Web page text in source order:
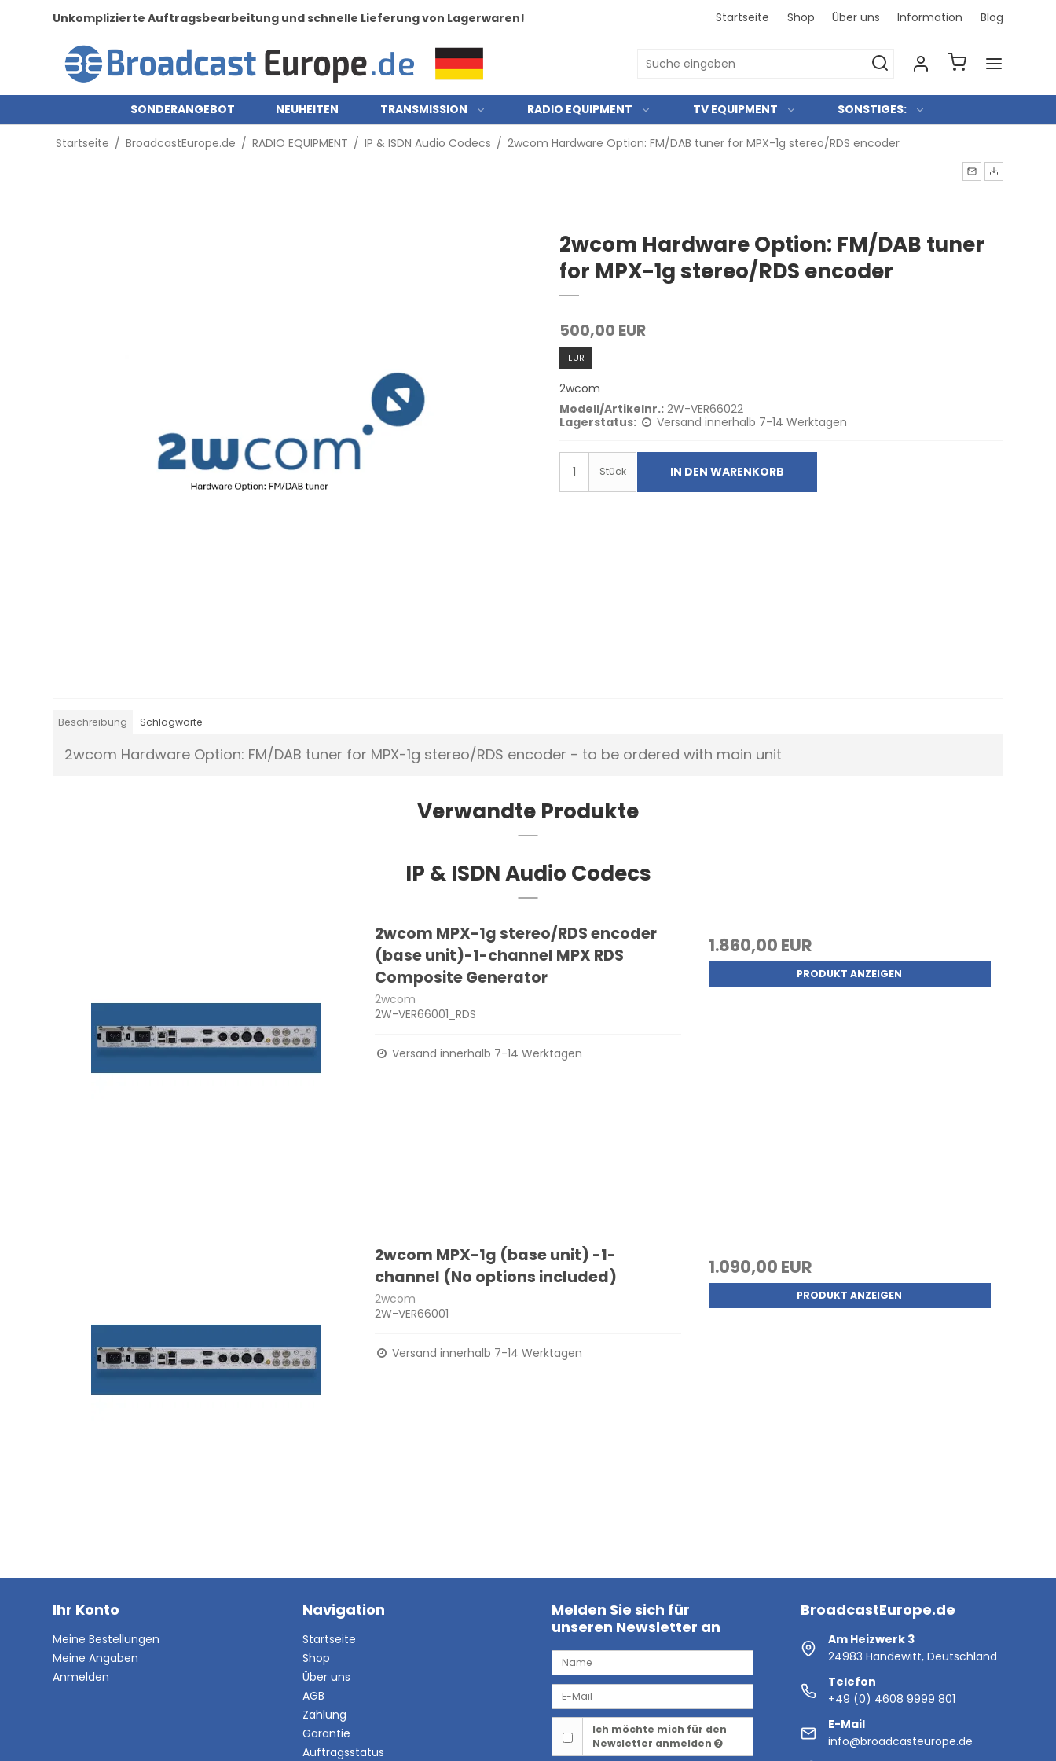
Unkomplizierte Auftragsbearbeitung und schnelle Lieferung von Lagerwaren! Startseite Shop Über uns Information Blog
SONDERANGEBOT NEUHEITEN TRANSMISSION RADIO EQUIPMENT TV EQUIPMENT SONSTIGES:
Startseite / BroadcastEurope.de / RADIO EQUIPMENT / IP & ISDN Audio Codecs / 2wcom Hardware Option: FM/DAB tuner for MPX-1g stereo/RDS encoder
2wcom Hardware Option: FM/DAB tuner
for MPX-1g stereo/RDS encoder
500,00 EUR
EUR
2wcom
Modell/Artikelnr.: 2W-VER66022
Lagerstatus:
Versand innerhalb 7-14 Werktagen
Stück IN DEN WARENKORB
Beschreibung Schlagworte
2wcom Hardware Option: FM/DAB tuner for MPX-1g stereo/RDS encoder - to be ordered with main unit
Verwandte Produkte
IP & ISDN Audio Codecs
2wcom MPX-1g stereo/RDS encoder
(base unit)-1-channel MPX RDS
Composite Generator
2wcom
2W-VER66001_RDS
Versand innerhalb 7-14 Werktagen
1.860,00 EUR
PRODUKT ANZEIGEN
2wcom MPX-1g (base unit) -1-
channel (No options included)
2wcom
2W-VER66001
Versand innerhalb 7-14 Werktagen
1.090,00 EUR
PRODUKT ANZEIGEN
Ihr Konto
Meine Bestellungen
Meine Angaben
Anmelden
Navigation
Startseite
Shop
Über uns
AGB
Zahlung
Garantie
Auftragsstatus
Melden Sie sich für
unseren Newsletter an
Ich möchte mich für den
Newsletter anmelden
BroadcastEurope.de
Am Heizwerk 3
24983 Handewitt, Deutschland
Telefon
+49 (0) 4608 9999 801
E-Mail
info@broadcasteurope.de